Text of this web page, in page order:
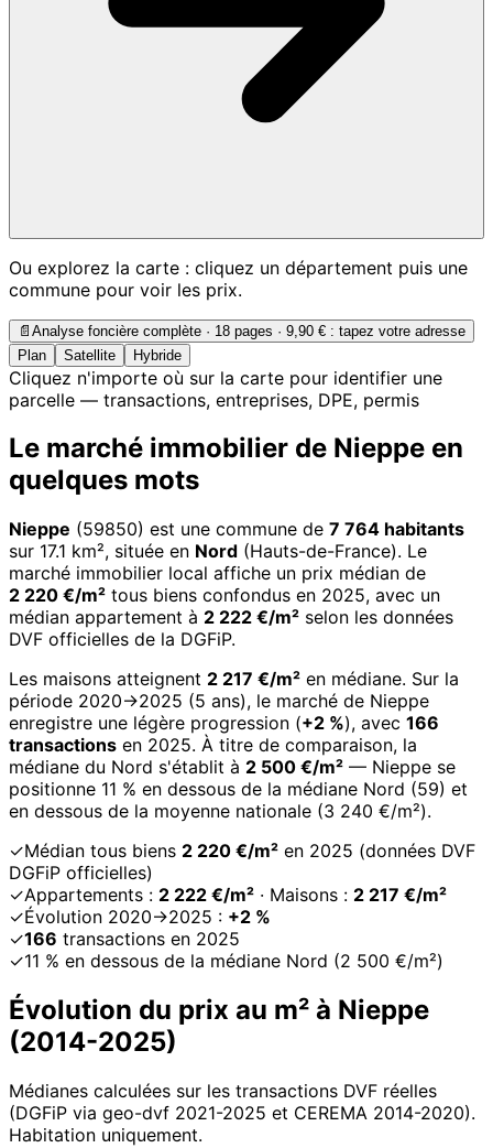
Ou explorez la carte : cliquez un département puis une
commune pour voir les prix.
📄 Analyse foncière complète · 18 pages · 9,90 € : tapez votre adresse
Plan
Satellite Hybride
Cliquez n'importe où sur la carte pour identifier une
parcelle — transactions, entreprises, DPE, permis
Le marché immobilier de Nieppe en
quelques mots
Nieppe (59850) est une commune de 7 764 habitants
sur 17.1 km², située en Nord (Hauts-de-France). Le
marché immobilier local affiche un prix médian de
2 220 €/m² tous biens confondus en 2025, avec un
médian appartement à 2 222 €/m² selon les données
DVF officielles de la DGFiP.
Les maisons atteignent 2 217 €/m² en médiane. Sur la
période 2020→2025 (5 ans), le marché de Nieppe
enregistre une légère progression (+2 %), avec 166
transactions en 2025. À titre de comparaison, la
médiane du Nord s'établit à 2 500 €/m² — Nieppe se
positionne 11 % en dessous de la médiane Nord (59) et
en dessous de la moyenne nationale (3 240 €/m²).
✓Médian tous biens 2 220 €/m² en 2025 (données DVF
DGFiP officielles)
✓Appartements : 2 222 €/m² · Maisons : 2 217 €/m²
✓Évolution 2020→2025 : +2 %
✓166 transactions en 2025
✓11 % en dessous de la médiane Nord (2 500 €/m²)
Évolution du prix au m² à Nieppe
(2014-2025)
Médianes calculées sur les transactions DVF réelles
(DGFiP via geo-dvf 2021-2025 et CEREMA 2014-2020).
Habitation uniquement.